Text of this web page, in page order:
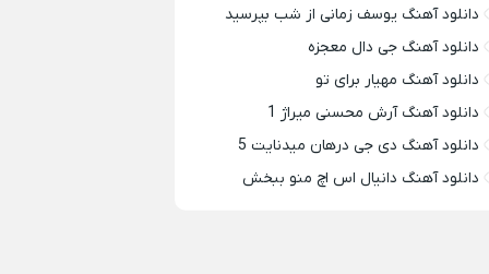
دانلود آهنگ یوسف زمانی از شب بپرسید
دانلود آهنگ جی دال معجزه
دانلود آهنگ مهیار برای تو
دانلود آهنگ آرش محسنی میراژ 1
دانلود آهنگ دی جی درهان میدنایت 5
دانلود آهنگ دانیال اس اچ منو ببخش